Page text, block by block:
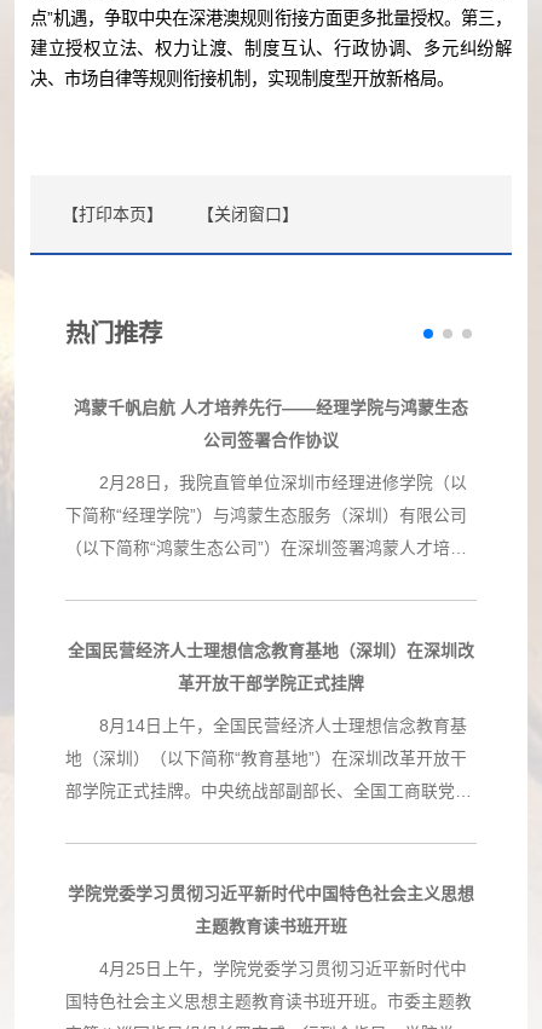
点”机遇，争取中央在深港澳规则衔接方面更多批量授权。第三，
建立授权立法、权力让渡、制度互认、行政协调、多元纠纷解
决、市场自律等规则衔接机制，实现制度型开放新格局。
【打印本页】 【关闭窗口】
热门推荐
鸿蒙千帆启航 人才培养先行——经理学院与鸿蒙生态
公司签署合作协议
2月28日，我院直管单位深圳市经理进修学院（以
下简称“经理学院”）与鸿蒙生态服务（深圳）有限公司
（以下简称“鸿蒙生态公司”）在深圳签署鸿蒙人才培养
位。 双方同意，联合推动政府、国有企事业单位在
交通运输、工程建设、科技创新、产业升级等领域更好
势，与鸿蒙生态公司共建鸿蒙技术专家、鸿蒙开发者高
教育产品研发，共同打造高水平复合型数字人才培养体
系。通过提供无缝衔接的“学、练、考、证”一站式服
务，充分满足开发者在不同阶段的学习需求。 据
悉，自2023年9月鸿蒙原生应用全面启动以来，鸿蒙原
全国民营经济人士理想信念教育基地（深圳）在深圳改
革开放干部学院正式挂牌
8月14日上午，全国民营经济人士理想信念教育基
地（深圳）（以下简称“教育基地”）在深圳改革开放干
部学院正式挂牌。中央统战部副部长、全国工商联党组
长、省工商联党组书记陈丽文，市委常委、统战部部长
王强出席揭牌仪式。 徐乐江在讲话中表示，全国工
学院党委学习贯彻习近平新时代中国特色社会主义思想
主题教育读书班开班
4月25日上午，学院党委学习贯彻习近平新时代中
国特色社会主义思想主题教育读书班开班。市委主题教